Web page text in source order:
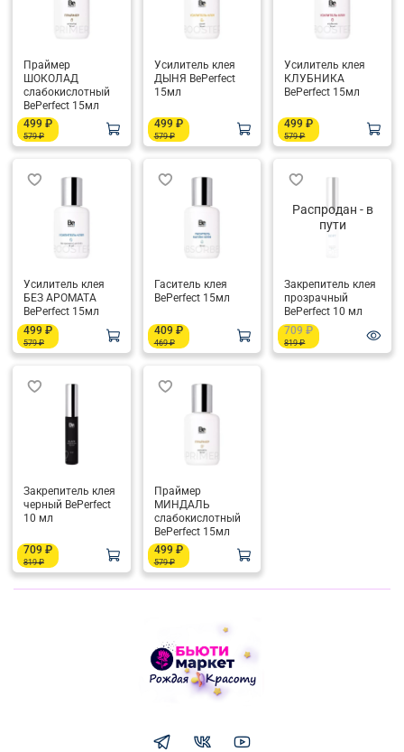
Праймер
ШОКОЛАД
слабокислотный
BePerfect 15мл
499 ₽
579 ₽
Усилитель клея
ДЫНЯ BePerfect
15мл
499 ₽
579 ₽
Усилитель клея
КЛУБНИКА
BePerfect 15мл
499 ₽
579 ₽
Усилитель клея
БЕЗ АРОМАТА
BePerfect 15мл
499 ₽
579 ₽
Гаситель клея
BePerfect 15мл
409 ₽
469 ₽
Распродан - в
пути
Закрепитель клея
прозрачный
BePerfect 10 мл
709 ₽
819 ₽
Закрепитель клея
черный BePerfect
10 мл
709 ₽
819 ₽
Праймер
МИНДАЛЬ
слабокислотный
BePerfect 15мл
499 ₽
579 ₽